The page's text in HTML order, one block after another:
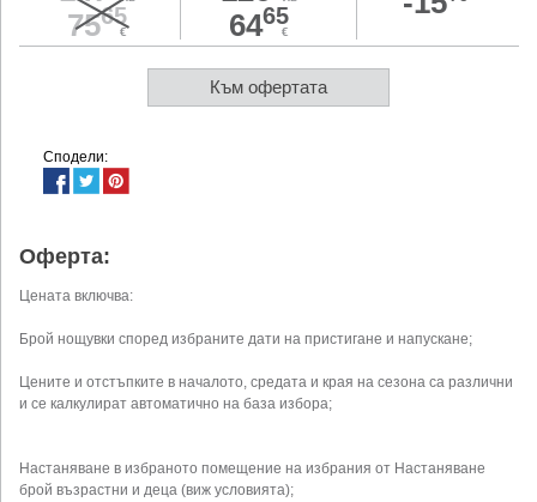
7565
€ 6465
€
Към офертата
Сподели:
Оферта:
Цената включва:
Брой нощувки според избраните дати на пристигане и напускане;
Цените и отстъпките в началото, средата и края на сезона са различни
и се калкулират автоматично на база избора;
Настаняване в избраното помещение на избрания от Настаняване
брой възрастни и деца (виж условията);